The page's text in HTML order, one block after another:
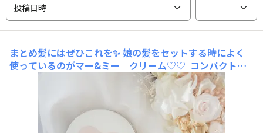
投稿日時
まとめ髪にはぜひこれを✨娘の髪をセットする時によく
使っているのがマー&ミー クリーム♡♡ コンパクトで
持ち運びにも便利な大きさでお出掛け先でちょっと直した
い時にも使えます！ このクリー厶！髪だけじゃなくて顔
やからだにも使えるのがすごく嬉しい✨ いつも娘のまと
まらない髪をまと